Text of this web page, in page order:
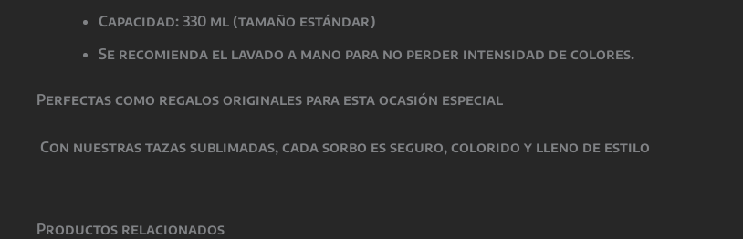
Capacidad: 330 ml (tamaño estándar)
Se recomienda el lavado a mano para no perder intensidad de colores.
Perfectas como regalos originales para esta ocasión especial
Con nuestras tazas sublimadas, cada sorbo es seguro, colorido y lleno de estilo
Productos relacionados